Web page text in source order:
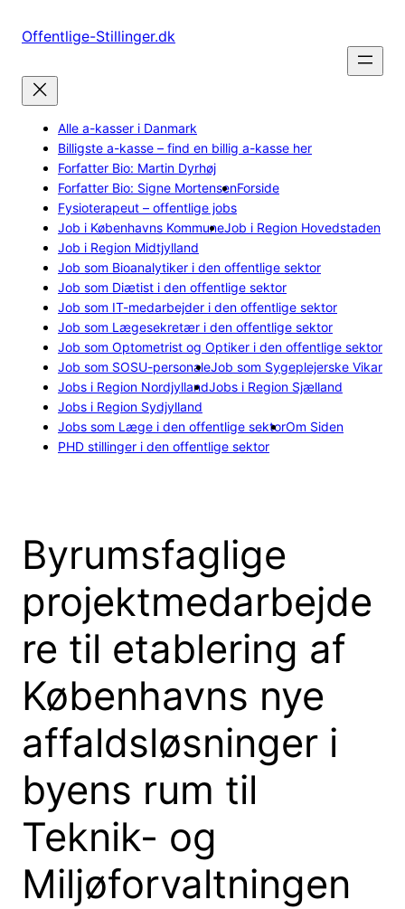
Offentlige-Stillinger.dk
Alle a-kasser i Danmark
Billigste a-kasse – find en billig a-kasse her
Forfatter Bio: Martin Dyrhøj
Forfatter Bio: Signe MortensenForside
Fysioterapeut – offentlige jobs
Job i Københavns KommuneJob i Region Hovedstaden
Job i Region Midtjylland
Job som Bioanalytiker i den offentlige sektor
Job som Diætist i den offentlige sektor
Job som IT-medarbejder i den offentlige sektor
Job som Lægesekretær i den offentlige sektor
Job som Optometrist og Optiker i den offentlige sektor
Job som SOSU-personaleJob som Sygeplejerske Vikar
Jobs i Region NordjyllandJobs i Region Sjælland
Jobs i Region Sydjylland
Jobs som Læge i den offentlige sektorOm Siden
PHD stillinger i den offentlige sektor
Byrumsfaglige
projektmedarbejde
re til etablering af
Københavns nye
affaldsløsninger i
byens rum til
Teknik- og
Miljøforvaltningen